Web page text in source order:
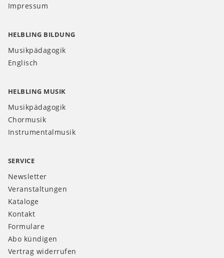
Impressum
HELBLING BILDUNG
Musikpädagogik
Englisch
HELBLING MUSIK
Musikpädagogik
Chormusik
Instrumentalmusik
SERVICE
Newsletter
Veranstaltungen
Kataloge
Kontakt
Formulare
Abo kündigen
Vertrag widerrufen